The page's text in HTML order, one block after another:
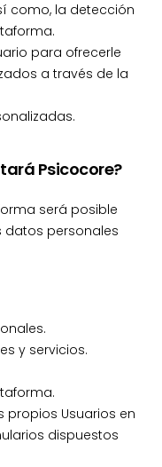
como, la detección
para ofrecerle
a través de la
Psicocore?
será posible
datos personales
y servicios.
Usuarios en
dispuestos